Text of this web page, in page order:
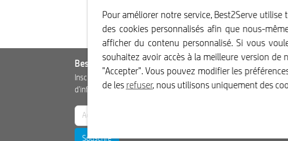
Best2Serve bulletin d’information
Inscrivez-vous dès maintenant à notre bulletin
d’information.
Account
Connexion
Pour améliorer notre service, Best2Serve
des cookies personnalisés afin que nous-
afficher du contenu personnalisé. Si vous
souhaitez avoir accès à la meilleure version de
"Accepter". Vous pouvez modifier les
de les refuser, nous utilisons uniquement des